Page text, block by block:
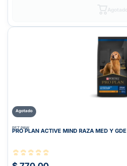
Agotado
PET PAW
PRO PLAN ACTIVE MIND RAZA MED Y GDE